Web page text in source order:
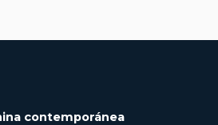
contemporánea